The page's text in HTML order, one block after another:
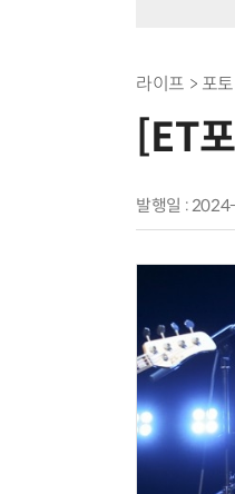
라이프 > 포토
[ET
발행일 :